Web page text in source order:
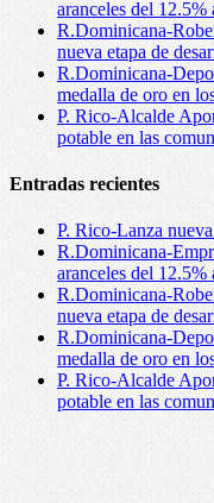
aranceles del 12.5%
R.Dominicana-
nueva etapa de
R.Dominicana-
medalla de oro en
P. Rico-Alcalde
potable en las
Entradas recientes
P. Rico-Lanza
R.Dominicana-
aranceles del 12.5%
R.Dominicana-
nueva etapa de
R.Dominicana-
medalla de oro en
P. Rico-Alcalde
potable en las